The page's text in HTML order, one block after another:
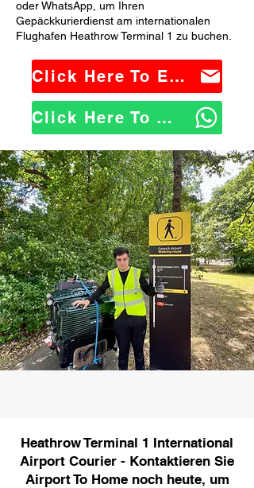
oder WhatsApp, um Ihren
Gepäckkurierdienst am internationalen
Flughafen Heathrow Terminal 1 zu buchen.
Click Here To Email Us
Click Here To WhatsApp Us
Heathrow Terminal 1 International
Airport Courier - Kontaktieren Sie
Airport To Home noch heute, um